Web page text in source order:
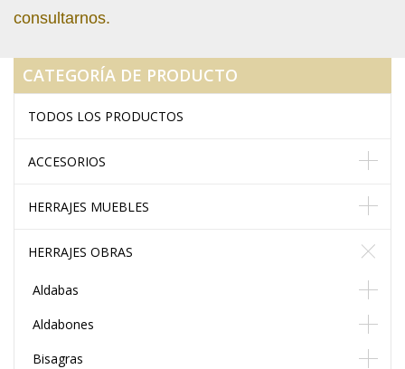
consultarnos.
CATEGORÍA DE PRODUCTO
TODOS LOS PRODUCTOS
ACCESORIOS
HERRAJES MUEBLES
HERRAJES OBRAS
Aldabas
Aldabones
Bisagras